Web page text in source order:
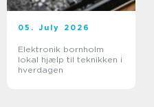
05. July 2026
Elektronik bornholm
lokal hjælp til teknikken i
hverdagen